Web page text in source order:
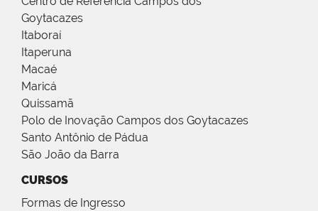
Goytacazes
Itaboraí
Itaperuna
Macaé
Maricá
Quissamã
Polo de Inovação Campos dos Goytacazes
Santo Antônio de Pádua
São João da Barra
CURSOS
Formas de Ingresso